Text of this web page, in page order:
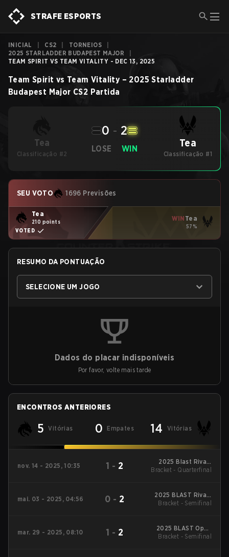
STRAFE ESPORTS
INICIAL CS2 TORNEIOS
2025 STARLADDER BUDAPEST MAJOR
TEAM SPIRIT VS TEAM VITALITY - DEC 13, 2025
Team Spirit vs Team Vitality – 2025 Starladder
Budapest Major CS2 Partida
Tea
Classificação #2
LOSE
0 - 2
WIN Tea
Classificação #1
SEU VOTO 1696 Previsões
Tea
210 points
VOTED
WIN Tea
57%
RESUMO DA PONTUAÇÃO
SELECIONE UM JOGO
Dados do placar indisponíveis
Por favor, volte mais tarde
ENCONTROS ANTERIORES
5 Vitórias 0 Empates 14 Vitórias
nov. 14 - 2025, 10:35 1 - 2
2025 Blast Rivals
Season 2
Bracket - Quarterfinal
mai. 03 - 2025, 04:56 0 - 2
2025 BLAST Rivals
Spring
Bracket - Semifinal
mar. 29 - 2025, 08:10 1 - 2
2025 BLAST Open
Spring Lisbon
Bracket - Semifinal